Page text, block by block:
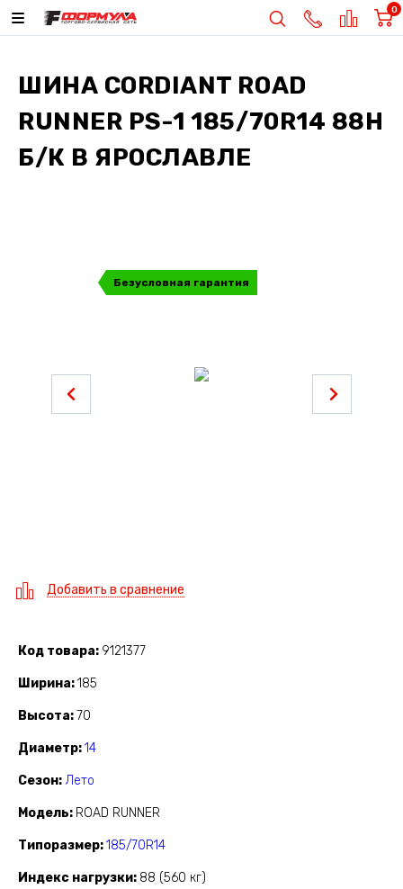
0
ШИНА CORDIANT ROAD
RUNNER PS-1 185/70R14 88H
Б/К В ЯРОСЛАВЛЕ
Безусловная гарантия
Добавить в сравнение
Код товара 9121377
Ширина 185
Высота 70
Диаметр 14
Сезон Лето
Модель ROAD RUNNER
Типоразмер 185/70R14
Индекс нагрузки 88 (560 кг)